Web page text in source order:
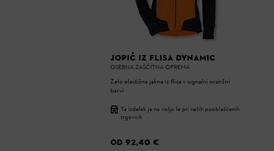
JOPIČ IZ FLISA DYNAMIC
OSEBNA ZAŠČITNA OPREMA
Zelo elastična jakna iz flisa v signalni oranžni
barvi
Ta izdelek je na voljo le pri naših pooblaščenih
trgovcih
OD 92,40 €